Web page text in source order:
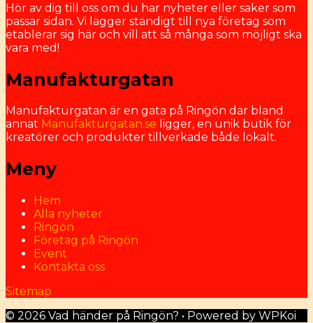
Hör av dig till oss om du har nyheter eller saker som
passar sidan. Vi lägger ständigt till nya företag som
etablerar sig här och vill att så många som möjligt ska
vara med!
Manufakturgatan
Manufakturgatan är en gata på Ringön där bland
annat Manufakturgatan.se ligger, en unik butik för
kreatörer och produkter tillverkade både lokalt.
Meny
Hem
Alla nyheter
Ringön
Företag på Ringön
Event
Kontakta oss
Sitemap
© 2026 Vad händer på Ringön? • Powered by WPKoi